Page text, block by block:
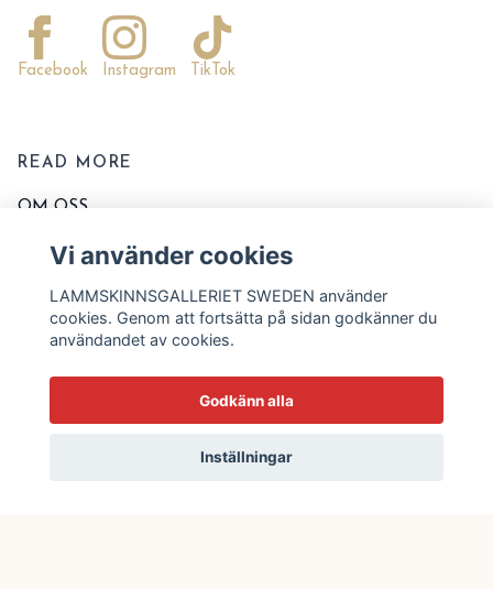
Facebook Instagram TikTok
READ MORE
OM OSS
KONTAKTA OSS
KÖPVILLKOR
TVÄTT OCH SKÖTSELRÅD
STORLEKSSCHEMA
BLOGG
Vi använder cookies
LAMMSKINNSGALLERIET SWEDEN använder
cookies. Genom att fortsätta på sidan godkänner du
användandet av cookies.
Godkänn alla
Inställningar